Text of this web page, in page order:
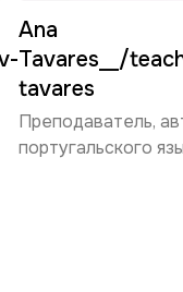
Ana
Tavares__/
tavares
Преподаватель,
португальского